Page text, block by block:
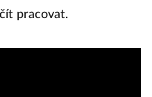
pracovat.